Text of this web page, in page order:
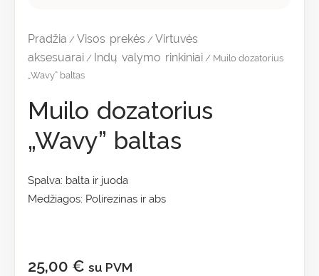
Pradžia /Visos prekės /Virtuvės
aksesuarai / Indų valymo rinkiniai / Muilo dozatorius
„Wavy” baltas
Muilo dozatorius
„Wavy” baltas
Spalva: balta ir juoda
Medžiagos: Polirezinas ir abs
25,00 € su PVM